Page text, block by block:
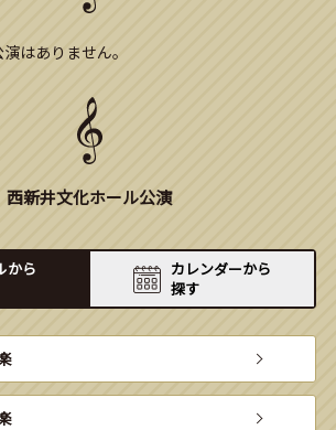
はありません。
西新井文化ホール公演
から
カレンダーから
探す